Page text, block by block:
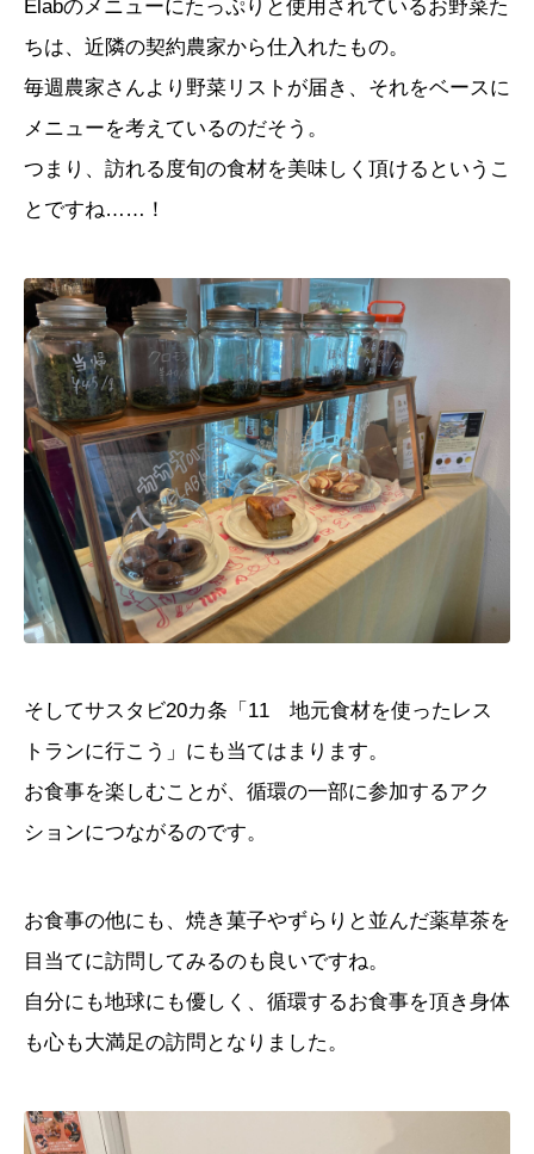
Elabのメニューにたっぷりと使用されているお野菜た
ちは、近隣の契約農家から仕入れたもの。
毎週農家さんより野菜リストが届き、それをベースに
メニューを考えているのだそう。
つまり、訪れる度旬の食材を美味しく頂けるというこ
とですね……！
そしてサスタビ20カ条「 11 地元食材を使ったレス
トランに行こう」にも当てはまります。
お食事を楽しむことが、循環の一部に参加するアク
ションにつながるのです。
お食事の他にも、焼き菓子やずらりと並んだ薬草茶を
目当てに訪問してみるのも良いですね。
自分にも地球にも優しく、循環するお食事を頂き身体
も心も大満足の訪問となりました。